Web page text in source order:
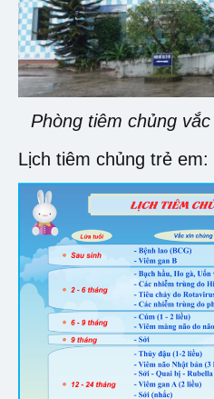
Phòng tiêm chủng
Lịch tiêm chủng trẻ em: